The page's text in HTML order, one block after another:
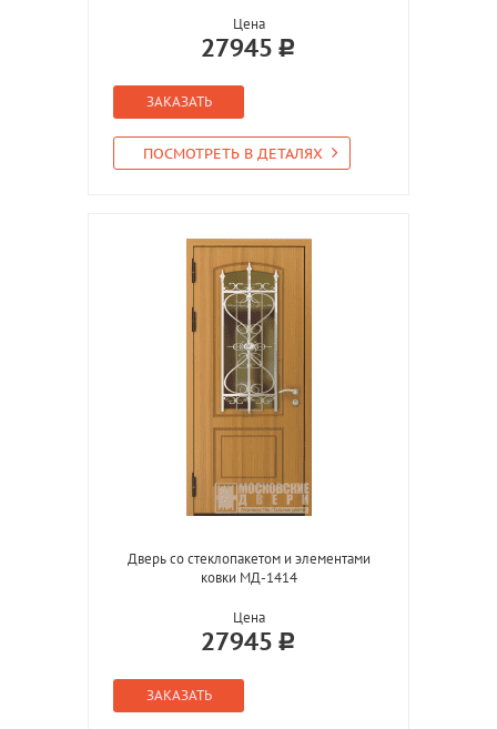
Цена
27945
ЗАКАЗАТЬ
ПОСМОТРЕТЬ В ДЕТАЛЯХ
Дверь со стеклопакетом и элементами
ковки МД-1414
Цена
27945
ЗАКАЗАТЬ